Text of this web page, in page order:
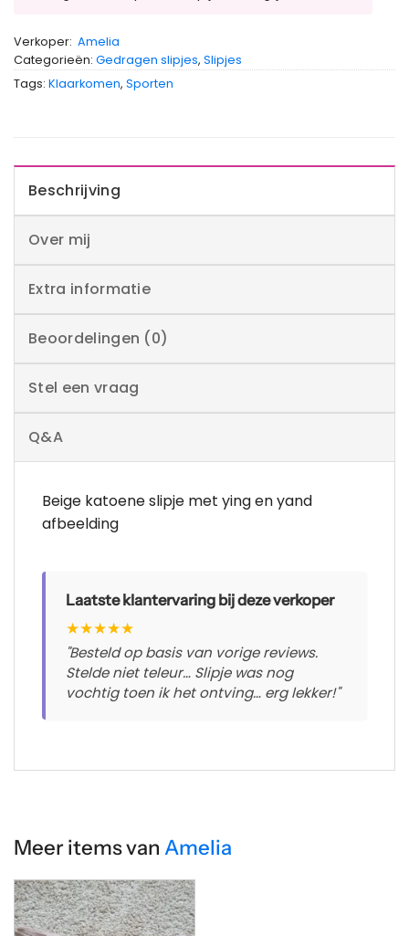
Verkoper: Amelia
Categorieën: Gedragen slipjes, Slipjes
Tags: Klaarkomen, Sporten
Beschrijving
Over mij
Extra informatie
Beoordelingen (0)
Stel een vraag
Q&A
Beige katoene slipje met ying en yand
afbeelding
Laatste klantervaring bij deze verkoper
★★★★★
"Besteld op basis van vorige reviews.
Stelde niet teleur… Slipje was nog
vochtig toen ik het ontving… erg lekker!"
Meer items van Amelia